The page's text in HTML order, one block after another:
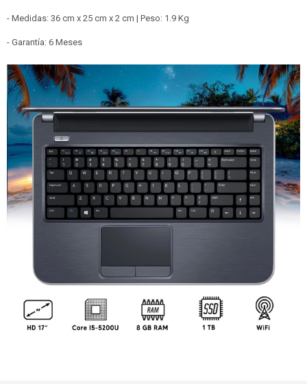
- Medidas: 36 cm x 25 cm x 2 cm | Peso: 1.9 Kg
- Garantía: 6 Meses